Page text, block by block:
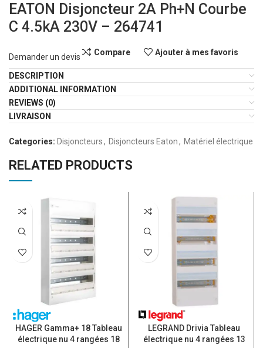
EATON Disjoncteur 2A Ph+N Courbe
C 4.5kA 230V – 264741
Demander un devis
Compare Ajouter à mes favoris
DESCRIPTION
ADDITIONAL INFORMATION
REVIEWS (0)
LIVRAISON
Categories: Disjoncteurs, Disjoncteurs Eaton, Matériel électrique
RELATED PRODUCTS
HAGER Gamma+ 18 Tableau
électrique nu 4 rangées 18
LEGRAND Drivia Tableau
électrique nu 4 rangées 13